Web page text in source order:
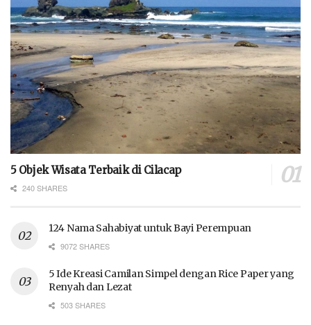
5 Objek Wisata Terbaik di Cilacap
240 SHARES
124 Nama Sahabiyat untuk Bayi Perempuan
9072 SHARES
5 Ide Kreasi Camilan Simpel dengan Rice Paper yang
Renyah dan Lezat
503 SHARES